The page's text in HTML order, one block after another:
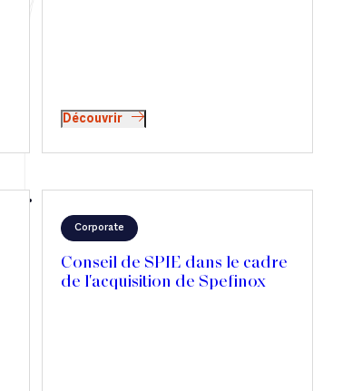
Découvrir
Corporate
Conseil de SPIE dans le cadre
de l'acquisition de Spefinox